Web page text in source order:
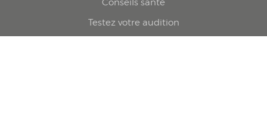
Conseils santé
Testez votre audition